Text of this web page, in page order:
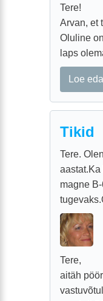
Tere!
Arvan, et
Oluline
laps
Loe
Tikid
Tere.
magne
Tere,
aitäh